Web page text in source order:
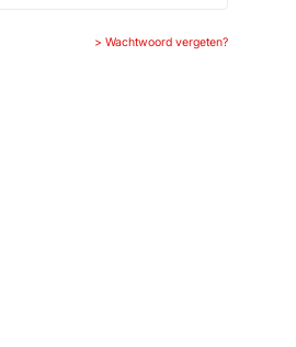
>Wachtwoord vergeten?